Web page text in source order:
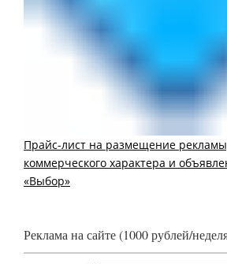
Прайс-лист на размещение
коммерческого характера и
«Выбор»
Реклама на сайте (1000 рублей/